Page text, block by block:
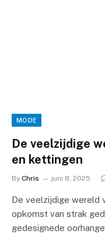
MODE
De veelzijdige
en kettingen
By Chris juni 8, 2025
De veelzijdige wereld
opkomst van strak
gedesignede